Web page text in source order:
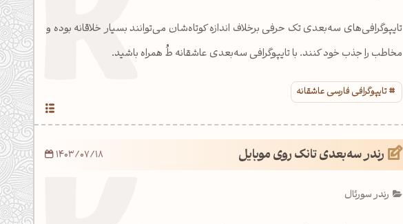
تایپوگرافی‌های سه‌بعدی تک حرفی برخلاف اندازه کوتاه‌شان می‌توانند بسیار خلاقانه بوده و
مخاطب را جذب خود کنند. با تایپوگرافی سه‌بعدی عاشقانه طُ همراه باشید.
تایپوگرافی فارسی عاشقانه
رندر سه‌بعدی تانک روی موبایل
رندر سورئال
1403/07/18